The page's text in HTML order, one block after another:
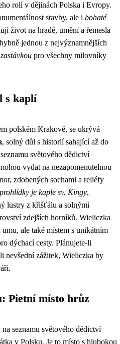
rolí v dějinách Polska i Evropy.
stavby, ale i bohaté
život na hradě, umění a řemesla
jednou z nejvýznamnějších
pro všechny milovníky
s kaplí
polském Krakově, se ukrývá
, solný důl s historií sahající až do
světového dědictví
vydat na nezapomenutelnou
zdobených sochami a reliéfy
je kaple sv. Kingy,
lustry z křišťálu a solnými
zdejších horníků. Wieliczka
ale také místem s unikátním
dýchací cesty. Plánujete-li
nevšední zážitek, Wieliczka by
Pietní místo hrůz
seznamu světového dědictví
v Polsku. Je to místo s hlubokou